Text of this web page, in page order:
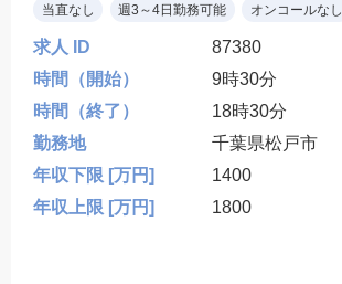
当直なし 週3～4日勤務可能 オンコールなし
求人 ID
87380
時間（開始）
9時30分
時間（終了）
18時30分
勤務地
千葉県松戸市
年収下限 [万円]
1400
年収上限 [万円]
1800